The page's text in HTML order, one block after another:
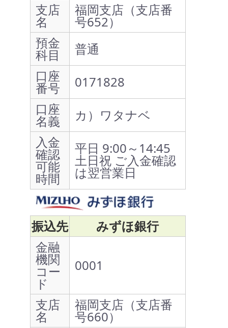
支店
名
福岡支店（支店番
号652）
預金
科目
普通
口座
番号
0171828
口座
名義
カ）ワタナベ
入金
確認
可能
時間
平日 9:00～14:45
土日祝 ご入金確認
は翌営業日
振込先
みずほ銀行
金融
機関
コー
ド
0001
支店
名
福岡支店（支店番
号660）